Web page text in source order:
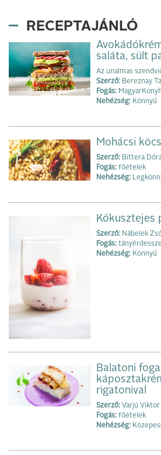
RECEPTAJÁNLÓ
saláta, sült
Az unalmas
Szerző: Bereznay
Fogás:
Nehézség: Könnyű
Mohácsi
Szerző: Bittera
Fogás: főételek
Nehézség:
Kókusztejes
Szerző: Nábelek
Fogás:
Nehézség: Könnyű
Balatoni
rigatonival
Szerző: Varjú Viktor
Fogás: főételek
Nehézség: